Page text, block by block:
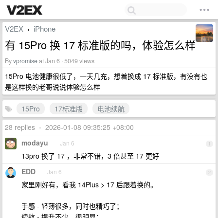
V2EX › iPhone
有 15Pro 换 17 标准版的吗，体验怎么样
Byvpromiseat Jan 6 · 5049 views
15Pro 电池健康很低了，一天几充，想着换成 17 标准版，有没有也
是这样换的老哥说说体验怎么样
15Pro 17标准版
电池续航
28 replies • 2026-01-08 09:35:25 +08:00
1
modayu Jan 6
13pro 换了 17 ，非常不错，3 倍甚至 17 更好
2
EDD Jan 6
家里刚好有，看我 14Plus > 17 后跟着换的。
手感 - 轻薄很多，同时也精巧了；